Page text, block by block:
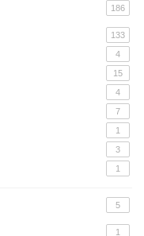
186
133
4
15
4
7
1
3
1
5
1